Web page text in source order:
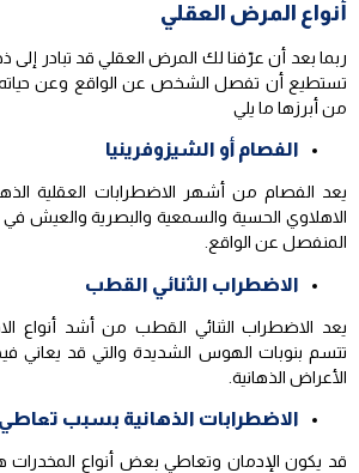
أنواع المرض العقلي
ربما بعد أن عرّفنا لك المرض العقلي قد تبادر
تستطيع أن تفصل الشخص عن الواقع وعن حياته
من أبرزها ما يلي
الفصام أو الشيزوفرينيا
يعد الفصام من أشهر الاضطرابات العقلية
الاهلاوي الحسية والسمعية والبصرية والعيش في
المنفصل عن الواقع.
الاضطراب الثنائي القطب
يعد الاضطراب الثنائي القطب من أشد أنواع
تتسم بنوبات الهوس الشديدة والتي قد يعاني
الأعراض الذهانية.
الاضطرابات الذهانية بسبب تعاطي
قد يكون الإدمان وتعاطي بعض أنواع المخدرات